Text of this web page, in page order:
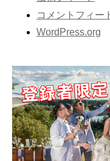
コメントフィー
WordPress.org